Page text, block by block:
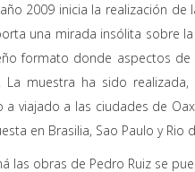
2009 inicia la realización de
una mirada insólita sobre
formato donde aspectos
La muestra ha sido
a viajado a las ciudades de
en Brasilia, Sao Paulo y Rio
las obras de Pedro Ruiz se